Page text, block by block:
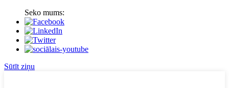
Seko mums:
Sūtīt ziņu